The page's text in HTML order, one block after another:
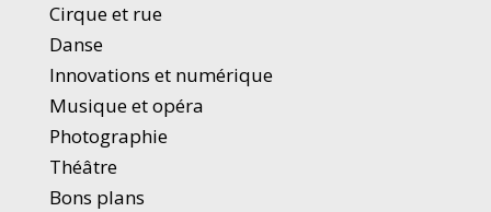
Cirque et rue
Danse
Innovations et numérique
Musique et opéra
Photographie
Théâtre
Bons plans